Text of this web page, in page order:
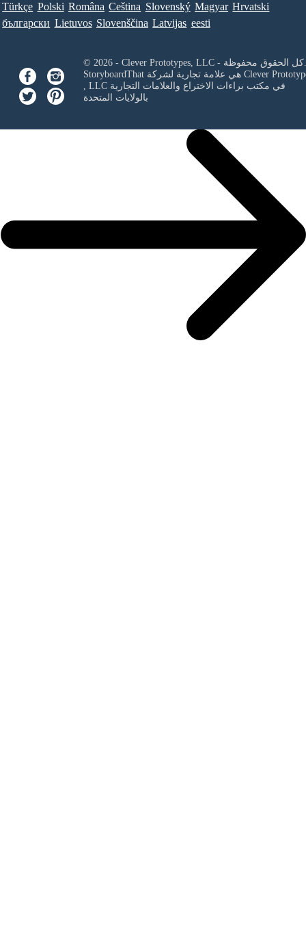
Türkçe Polski Româna Ceština Slovenský Magyar Hrvatski
български Lietuvos Slovenščina Latvijas eesti
© 2026 - Clever Prototypes, LLC - كل الحقوق محفوظة.
StoryboardThat هي علامة تجارية لشركة Clever
, LLCفي مكتب براءات الاختراع والعلامات التجارية
بالولايات المتحدة